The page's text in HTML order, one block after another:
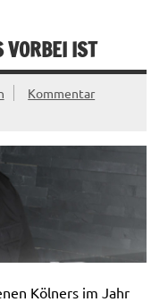
VORBEI IST
Kommentar
Kölners im Jahr